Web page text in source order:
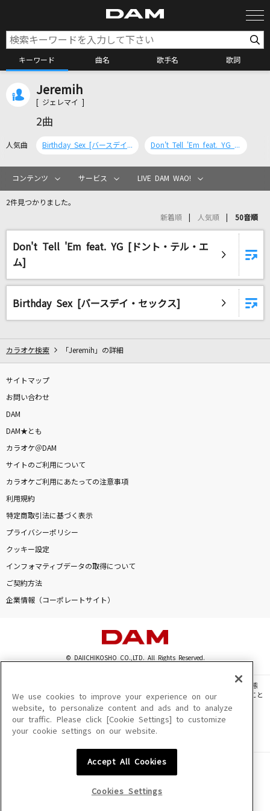
キーワード 曲名 歌手名 歌詞
カラオケリクエスト
リアルタイムで歌われている曲の一覧
[生音]明日への手紙
優しい彗星
YOASOBI
虹を待つ人
BUMP OF CHICKEN
Soranji
Mrs. GREEN APPLE
[プロオケ]桜
コブクロ
[生音]黄色
サカナクション
もっと見る
DAMの新曲・ランキングなど
カラオケ最新情報をチェック！
Jeremih
[ ジェレマイ ]
2曲
人気曲 Birthday Sex [バースデイ・セックス] Don't Tell 'Em feat. YG [ドント・テル・エム]
コンテンツ サービス LIVE DAM WAO!
2件見つかりました。
新着順 人気順 50音順
Don't Tell 'Em feat. YG [ドント・テル・エ
ム]
Birthday Sex [バースデイ・セックス]
カラオケ検索 「Jeremih」の詳細
サイトマップ
お問い合わせ
DAM
DAM★とも
カラオケ＠DAM
サイトのご利用について
カラオケご利用にあたっての注意事項
利用規約
特定商取引法に基づく表示
プライバシーポリシー
クッキー設定
インフォマティブデータの取得について
ご契約方法
企業情報（コーポレートサイト）
© DAIICHIKOSHO CO.,LTD. All Rights Reserved.
このサイトに掲載されている一切の文章・画像・写真・動画・音声等を、手段や形態
を問わず、著作権法の定める範囲を超えて無断で複製、転載、ファイル化などすること
を禁じます。
楽曲及びコンテンツは、機種によりご利用いただけない場合があります。
楽曲及びコンテンツの配信日、配信内容が変更になる場合があります。
We use cookies to improve your experience on our
website, to personalize content and ads and to analyze
our traffic. Please click [Cookie Settings] to customize
your cookie settings on our website.
Accept All Cookies
Cookies Settings